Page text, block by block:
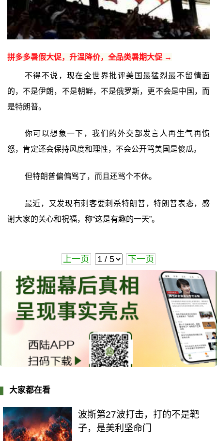
拼多多暑假大促，升温降价，全品类暑期大促 →
不得不说，现在全世界批评美国最猛烈最不留情面
的，不是伊朗，不是朝鲜，不是俄罗斯，更不会是中国，而
是特朗普。
你可以想象一下，我们的外交部发言人再生气再愤
怒，肯定还会保持风度和理性，不会公开骂美国是傻瓜。
但特朗普偏偏骂了，而且还骂个不休。
最近，又发现有刺客要刺杀特朗普，特朗普表态，感
谢大家的关心和祝福，称“这是有趣的一天”。
上一页 下一页
大家都在看
波斯第27波打击，打的不是靶
子，是美利坚命门